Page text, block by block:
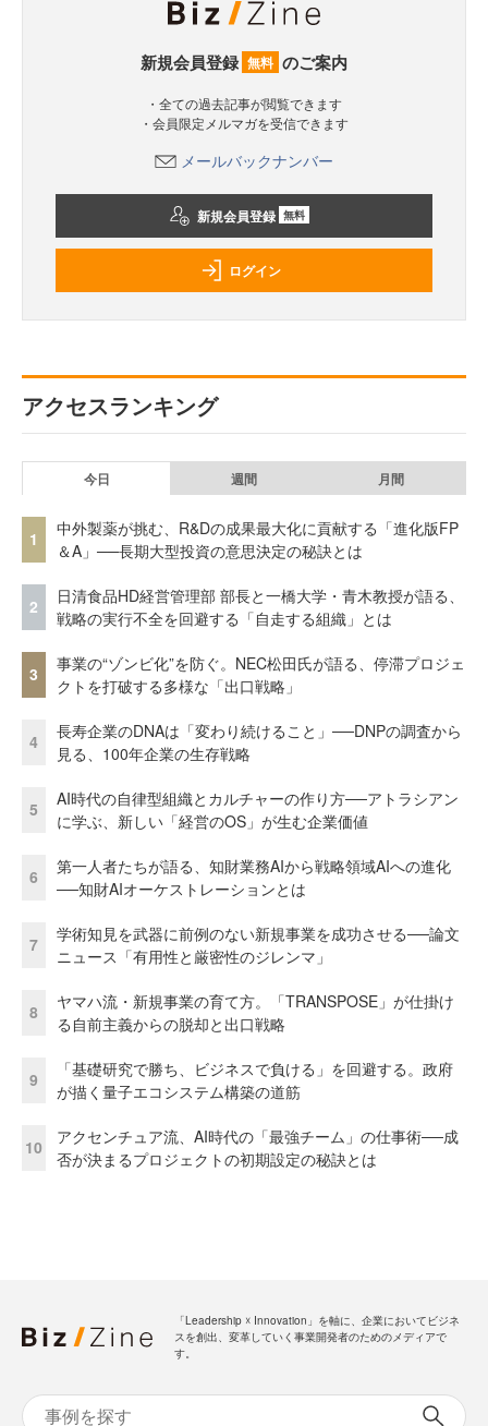
新規会員登録 無料 のご案内
・全ての過去記事が閲覧できます
・会員限定メルマガを受信できます
メールバックナンバー
新規会員登録 無料
ログイン
アクセスランキング
今日 週間 月間
1
中外製薬が挑む、R&Dの成果最大化に貢献する「進化版FP
＆A」──長期大型投資の意思決定の秘訣とは
2
日清食品HD経営管理部 部長と一橋大学・青木教授が語る、
戦略の実行不全を回避する「自走する組織」とは
3
事業の“ゾンビ化”を防ぐ。NEC松田氏が語る、停滞プロジェ
クトを打破する多様な「出口戦略」
4
長寿企業のDNAは「変わり続けること」──DNPの調査から
見る、100年企業の生存戦略
5
AI時代の自律型組織とカルチャーの作り方──アトラシアン
に学ぶ、新しい「経営のOS」が生む企業価値
6
第一人者たちが語る、知財業務AIから戦略領域AIへの進化
──知財AIオーケストレーションとは
7
学術知見を武器に前例のない新規事業を成功させる──論文
ニュース「有用性と厳密性のジレンマ」
8
ヤマハ流・新規事業の育て方。「TRANSPOSE」が仕掛け
る自前主義からの脱却と出口戦略
9
「基礎研究で勝ち、ビジネスで負ける」を回避する。政府
が描く量子エコシステム構築の道筋
10
アクセンチュア流、AI時代の「最強チーム」の仕事術──成
否が決まるプロジェクトの初期設定の秘訣とは
「Leadership ☓ Innovation」を軸に、企業においてビジネ
スを創出、変革していく事業開発者のためのメディアで
す。